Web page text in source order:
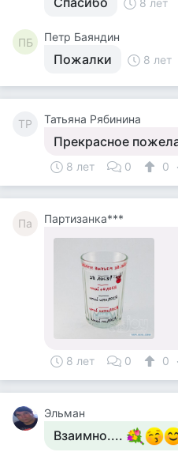
8 лет
ПБ Петр Баяндин
Пожалки 8 лет
ТР Татьяна Рябинина
Прекрасное
8 лет 0 0
Па Партизанка***
8 лет 0 0
Эльман
Взаимно....